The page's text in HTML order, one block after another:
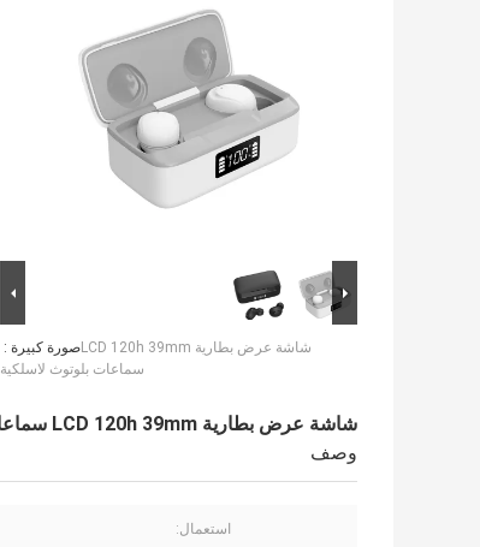
صورة كبيرة :شاشة عرض بطارية LCD 120h 39mm
سماعات بلوتوث لاسلكية
شاشة عرض بطارية LCD 120h 39mm سماعات بلوتوث لاسلكية
وصف
استعمال: